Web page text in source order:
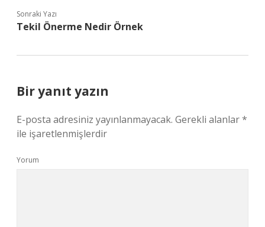
Sonraki Yazı
Tekil Önerme Nedir Örnek
Bir yanıt yazın
E-posta adresiniz yayınlanmayacak. Gerekli alanlar*
ile işaretlenmişlerdir
Yorum